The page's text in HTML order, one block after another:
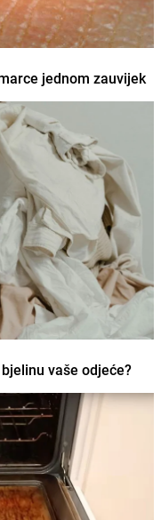
jednom zauvijek
vaše odjeće?